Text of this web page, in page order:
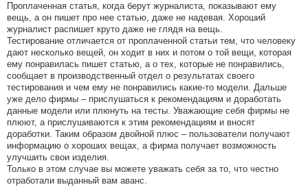
Проплаченная статья, когда берут журналиста, показывают ему
вещь, а он пишет про нее статью, даже не надевая. Хороший
журналист распишет круто даже не глядя на вещь.
Тестирование отличается от проплаченной статьи тем, что человеку
дают несколько вещей, он ходит в них и потом о той вещи, которая
ему понравилась пишет статью, а о тех, которые не понравились,
сообщает в производственный отдел о результатах своего
тестирования и чем ему не понравились какие-то модели. Дальше
уже дело фирмы – прислушаться к рекомендациям и доработать
данные модели или плюнуть на тесты. Уважающие себя фирмы не
плюют, а прислушиваются к этим рекомендациям и вносят
доработки. Таким образом двойной плюс – пользователи получают
информацию о хороших вещах, а фирма получает возможность
улучшить свои изделия.
Только в этом случае вы можете уважать себя за то, что честно
отработали выданный вам аванс.